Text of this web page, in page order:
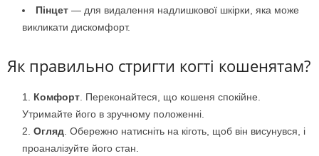
Пінцет — для видалення надлишкової шкірки, яка може
викликати дискомфорт.
Як правильно стригти когті кошенятам?
Комфорт . Переконайтеся, що кошеня спокійне.
Утримайте його в зручному положенні.
Огляд . Обережно натисніть на кіготь, щоб він висунувся, і
проаналізуйте його стан.